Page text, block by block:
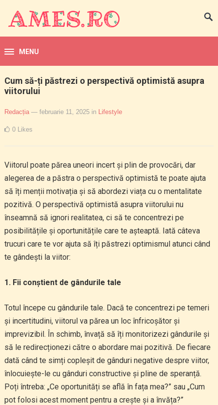
MENU
Cum să-ți păstrezi o perspectivă optimistă asupra
viitorului
Redacția — februarie 11, 2025 in Lifestyle
0 Likes
Viitorul poate părea uneori incert și plin de provocări, dar
alegerea de a păstra o perspectivă optimistă te poate ajuta
să îți menții motivația și să abordezi viața cu o mentalitate
pozitivă. O perspectivă optimistă asupra viitorului nu
înseamnă să ignori realitatea, ci să te concentrezi pe
posibilitățile și oportunitățile care te așteaptă. Iată câteva
trucuri care te vor ajuta să îți păstrezi optimismul atunci când
te gândești la viitor:
1. Fii conștient de gândurile tale
Totul începe cu gândurile tale. Dacă te concentrezi pe temeri
și incertitudini, viitorul va părea un loc înfricoșător și
imprevizibil. În schimb, învață să îți monitorizezi gândurile și
să le redirecționezi către o abordare mai pozitivă. De fiecare
dată când te simți copleșit de gânduri negative despre viitor,
înlocuiește-le cu gânduri constructive și pline de speranță.
Poți întreba: „Ce oportunități se află în fața mea?” sau „Cum
pot folosi acest moment pentru a crește și a învăța?”